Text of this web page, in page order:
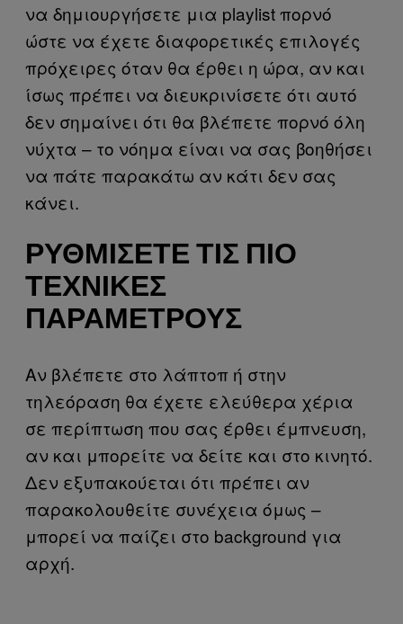
να δημιουργήσετε μια playlist πορνό
ώστε να έχετε διαφορετικές επιλογές
πρόχειρες όταν θα έρθει η ώρα, αν και
ίσως πρέπει να διευκρινίσετε ότι αυτό
δεν σημαίνει ότι θα βλέπετε πορνό όλη
νύχτα – το νόημα είναι να σας βοηθήσει
να πάτε παρακάτω αν κάτι δεν σας
κάνει.
ΡΥΘΜΊΣΕΤΕ ΤΙΣ ΠΙΟ
ΤΕΧΝΙΚΈΣ
ΠΑΡΑΜΈΤΡΟΥΣ
Αν βλέπετε στο λάπτοπ ή στην
τηλεόραση θα έχετε ελεύθερα χέρια
σε περίπτωση που σας έρθει έμπνευση,
αν και μπορείτε να δείτε και στο κινητό.
Δεν εξυπακούεται ότι πρέπει αν
παρακολουθείτε συνέχεια όμως –
μπορεί να παίζει στο background για
αρχή.